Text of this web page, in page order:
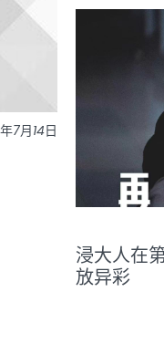
7月14日
浸大人在
放异彩